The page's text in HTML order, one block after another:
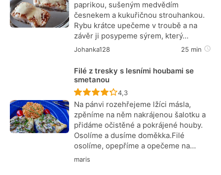
paprikou, sušeným medvědím
česnekem a kukuřičnou strouhankou.
Rybu krátce upečeme v troubě a na
závěr ji posypeme sýrem, který…
Johanka128 25 min
Filé z tresky s lesními houbami se
smetanou
Recept ještě nebyl hodnocen
4,3
Na pánvi rozehřejeme lžíci másla,
zpěníme na něm nakrájenou šalotku a
přidáme očistěné a pokrájené houby.
Osolíme a dusíme doměkka.Filé
osolíme, opepříme a opečeme na…
maris